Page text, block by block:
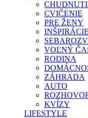
CVIČENIE
PRE ŽENY
INŠPIRÁCIE
VOĽNÝ
RODINA
ZÁHRADA
AUTO
KVÍZY
LIFESTYLE